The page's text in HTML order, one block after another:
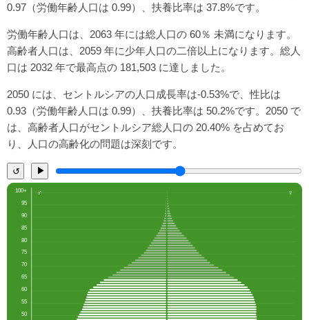
0.97（労働年齢人口は 0.99）、扶養比率は 37.8%です。
労働年齢人口は、2063 年には総人口の 60％ 未満になります。
高齢者人口は、2059 年に少年人口の二倍以上になります。総人
口は 2032 年で最高点の 181,503 に達しました。
2050 には、セントルシアの人口成長率は-0.53%で、性比は
0.93（労働年齢人口は 0.99）、扶養比率は 50.2%です。2050 で
は、高齢者人口がセントルシア総人口の 20.40% を占めてお
り、人口の高齢化の問題は深刻です。
↺ ▶